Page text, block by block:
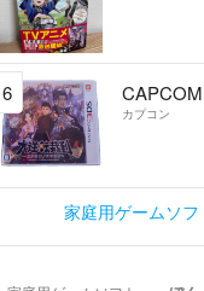
6 CAPCOM
カプコン
家庭用ゲームソ